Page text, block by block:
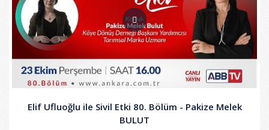
Elif Ufluoğlu ile Sivil Etki 80. Bölüm - Pakize Melek
BULUT